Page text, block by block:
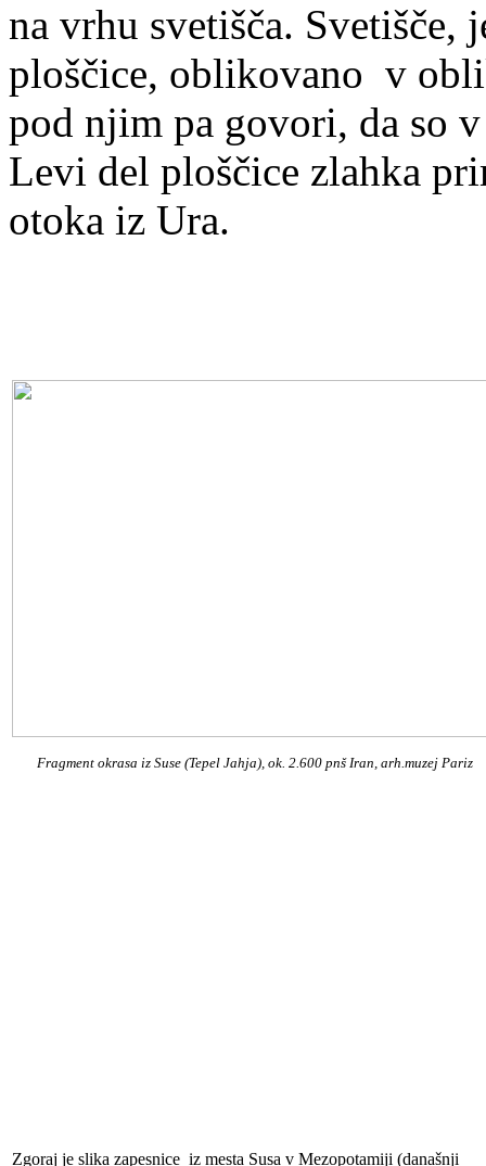
na vrhu svetišča.
ploščice, oblikovano v
pod njim pa govori, da so
Levi del ploščice zlahka
otoka iz Ura.
Fragment okrasa iz Suse (Tepel Jahja), ok. 2.600 pnš Iran, arh.muzej Pariz
Zgoraj je slika zapesnice iz mesta Susa v Mezopotamiji (današnji